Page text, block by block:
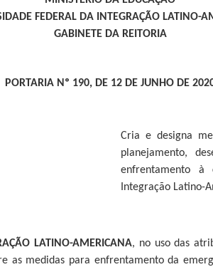
FEDERAL DA INTEGRAÇÃO LATINO-
GABINETE DA REITORIA
PORTARIA Nº 190, DE 12 DE JUNHO DE
Cria e designa
planejamento,
enfrentamento à
Integração Latino-
LATINO-AMERICANA, no uso das
as medidas para enfrentamento da